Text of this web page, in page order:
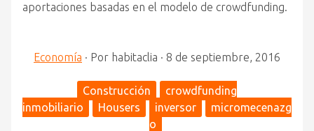
aportaciones basadas en el modelo de crowdfunding.
Economía · Por habitaclia · 8 de septiembre, 2016
Construcción
crowdfunding
inmobiliario
Housers inversor
micromecenazg
o